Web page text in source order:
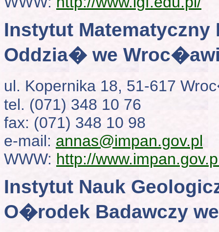
Instytut Matematyczny
Oddzia� we
ul. Kopernika 18, 51-617
tel. (071) 348 10 76
fax: (071) 348 10 98
e-mail: annas@impan.gov.pl
WWW: http://
Instytut Nauk
O�rodek Badawczy